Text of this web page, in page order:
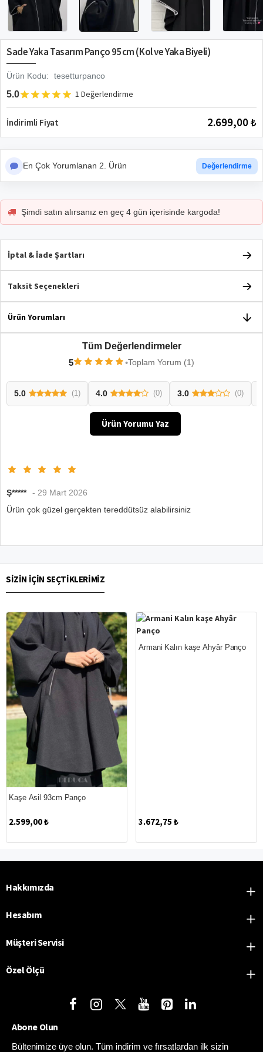
Sade Yaka Tasarım Panço 95cm (Kol ve Yaka Biyeli)
Ürün Kodu: tesetturpanco
5.0 1 Değerlendirme
İndirimli Fiyat 2.699,00 ₺
En Çok Yorumlanan 2. Ürün Değerlendirme
Şimdi satın alırsanız en geç 4 gün içerisinde kargoda!
İptal & İade Şartları
Taksit Seçenekleri
Ürün Yorumları
Tüm Değerlendirmeler
5
•Toplam Yorum (1)
5.0 (1) 4.0 (0) 3.0 (0)
Ürün Yorumu Yaz
Ş***** - 29 Mart 2026
Ürün çok güzel gerçekten tereddütsüz alabilirsiniz
SIZIN IÇIN SEÇTIKLERIMIZ
Yeni
Kaşe Asil 93cm Panço
2.599,00 ₺
Yeni
Armani Kalın kaşe Ahyâr Panço
3.672,75 ₺
Hakkımızda
Hesabım
Müşteri Servisi
Özel Ölçü
Abone Olun
Bültenimize üye olun. Tüm indirim ve fırsatlardan ilk sizin